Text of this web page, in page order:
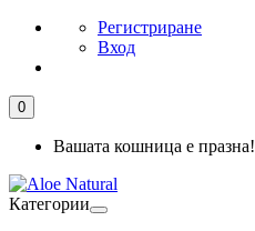
Регистриране
Вход
0
Вашата кошница е празна!
Категории